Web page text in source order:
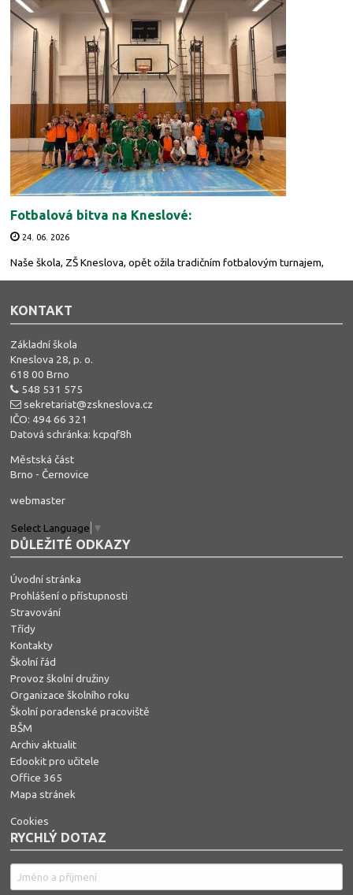
Fotbalová bitva na Kneslové:
24. 06. 2026
Naše škola, ZŠ Kneslova, opět ožila tradičním fotbalovým turnajem,
KONTAKT
Základní škola
Kneslova 28, p. o.
618 00 Brno
548 531 575
sekretariat@zskneslova.cz
IČO: 494 66 321
Datová schránka: kcpqf8h
Městská část
Brno - Černovice
webmaster
Select Language ▼
DŮLEŽITÉ ODKAZY
Úvodní stránka
Prohlášení o přístupnosti
Stravování
Třídy
Kontakty
Školní řád
Provoz školní družiny
Organizace školního roku
Školní poradenské pracoviště
BŠM
Archiv aktualit
Edookit pro učitele
Office 365
Mapa stránek
Cookies
RYCHLÝ DOTAZ